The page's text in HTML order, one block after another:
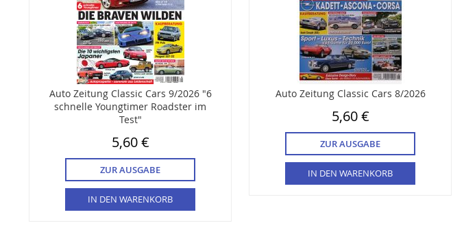
Auto Zeitung Classic Cars 9/2026 "6
schnelle Youngtimer Roadster im
Test"
5,60 €
ZUR AUSGABE
IN DEN WARENKORB
Auto Zeitung Classic Cars 8/2026
5,60 €
ZUR AUSGABE
IN DEN WARENKORB